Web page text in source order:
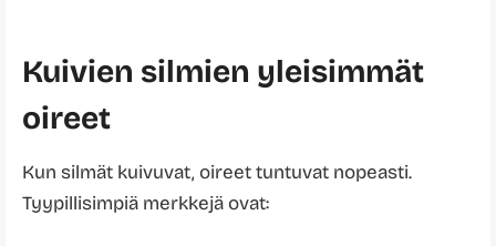
Kuivien silmien yleisimmät
oireet
Kun silmät kuivuvat, oireet tuntuvat nopeasti.
Tyypillisimpiä merkkejä ovat: